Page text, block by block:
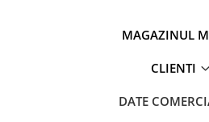
MAGAZINUL
CLIENTI
DATE